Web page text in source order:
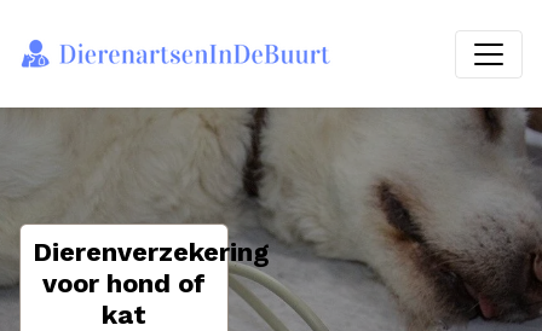
Dierenverzekering
voor hond of
kat